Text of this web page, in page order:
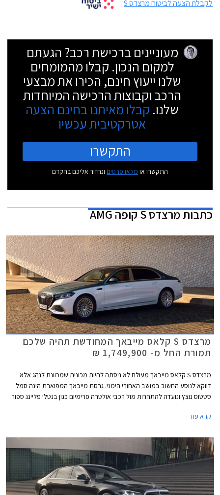
לקבלת הצעה לביטוח מרצדס S
מעוניינים ברכישת רכב? הגעתם
למקום הנכון. קבלו מהמומחים
שלנו ייעוץ חינם, הכירו את מבצעי
הרכב וקבוצות הרכישה המיוחדות
שלנו. קבלו מאיתנו בחינם הצעה
אטרקטיבית עכשיו
התקשרו
התקשרו או מלאו פרטים ונחזור אליכם בהקדם
כתבותמרצדס S קופה AMG
מרצדס S קלאס מייבאך המחודשת תהיה שלכם
תמורת החל מ- 1,749,900 ₪
מרצדס S קלאס מייבאך מעולם לא ניסתה להיות מכונית שמכוונת לנהג אלא
דווקא לנוסע החשוב במושב האחורי הימני. גרסת מייבאך המפוארת הינה סמל
סטטוס נוצץ ונועדה להתחרות מול רכבי אולטרה פרימיום כגון בנטלי פליינג ספור
פנים המלטשת את המתכון המוכר ומבטיחה ניתוק מוחלט מהפקקים שבחוץ.
כואבת ממנוע ה- V12 המיתולוגי בגרסה הבכירה לטובת מנוע V8 - אילוץ של
תקנות זיהום האוויר. הדגם ישווק בשתי גרסאות במחיר התחלתי של 1,749,900
₪.
קרא עוד